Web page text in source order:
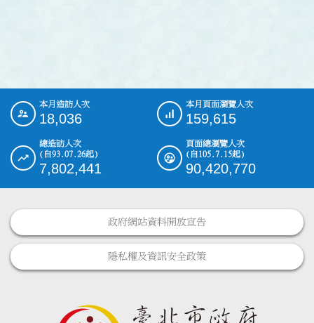
::: 本月造訪人次
18,036
本月頁面瀏覽人次
159,615
總造訪人次
(自93.07.26起)
7,802,441
頁面總瀏覽人次
(自105.7.15起)
90,420,770
政府網站資料開放宣告
隱私權及資訊安全政策